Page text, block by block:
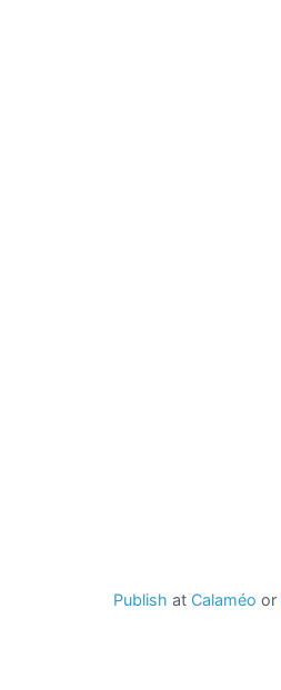
Publish at Calaméo or